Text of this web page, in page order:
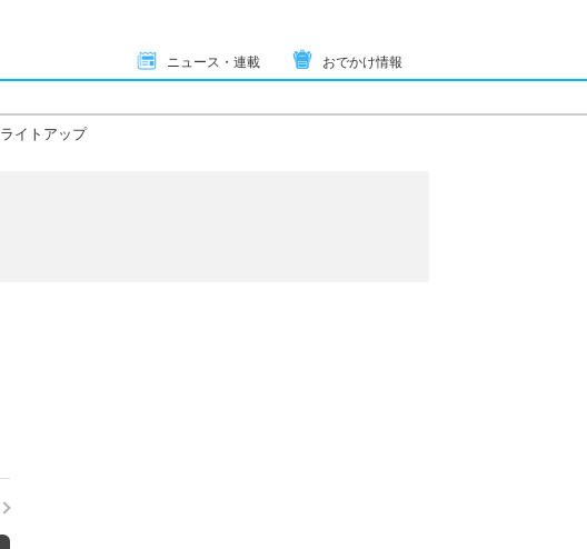
ニュース・連載 おでかけ情報
ライトアップ